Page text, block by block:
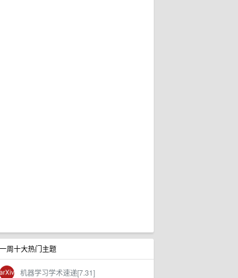
一周十大热门主题
机器学习学术速递[7.31]